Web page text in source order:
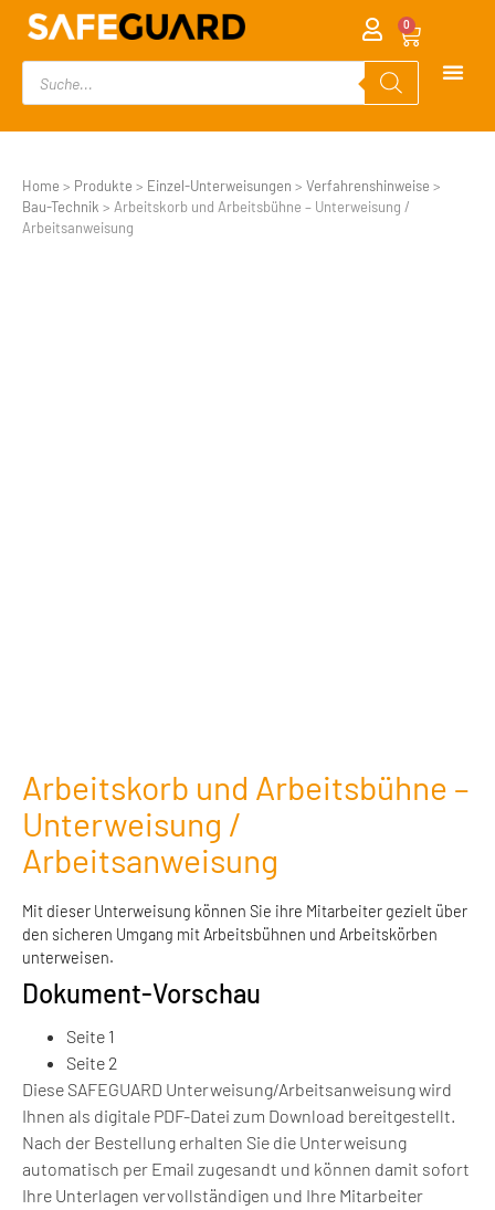
0
Home > Produkte > Einzel-Unterweisungen > Verfahrenshinweise >
Bau-Technik > Arbeitskorb und Arbeitsbühne – Unterweisung /
Arbeitsanweisung
Arbeitskorb und Arbeitsbühne –
Unterweisung /
Arbeitsanweisung
Mit dieser Unterweisung können Sie ihre Mitarbeiter gezielt über
den sicheren Umgang mit Arbeitsbühnen und Arbeitskörben
unterweisen.
Dokument-Vorschau
Seite 1
Seite 2
Diese SAFEGUARD Unterweisung/Arbeitsanweisung wird
Ihnen als digitale PDF-Datei zum Download bereitgestellt.
Nach der Bestellung erhalten Sie die Unterweisung
automatisch per Email zugesandt und können damit sofort
Ihre Unterlagen vervollständigen und Ihre Mitarbeiter